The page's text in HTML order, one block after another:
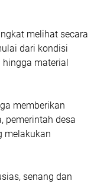
melihat secara
dari kondisi
hingga material
memberikan
pemerintah desa
melakukan
senang dan